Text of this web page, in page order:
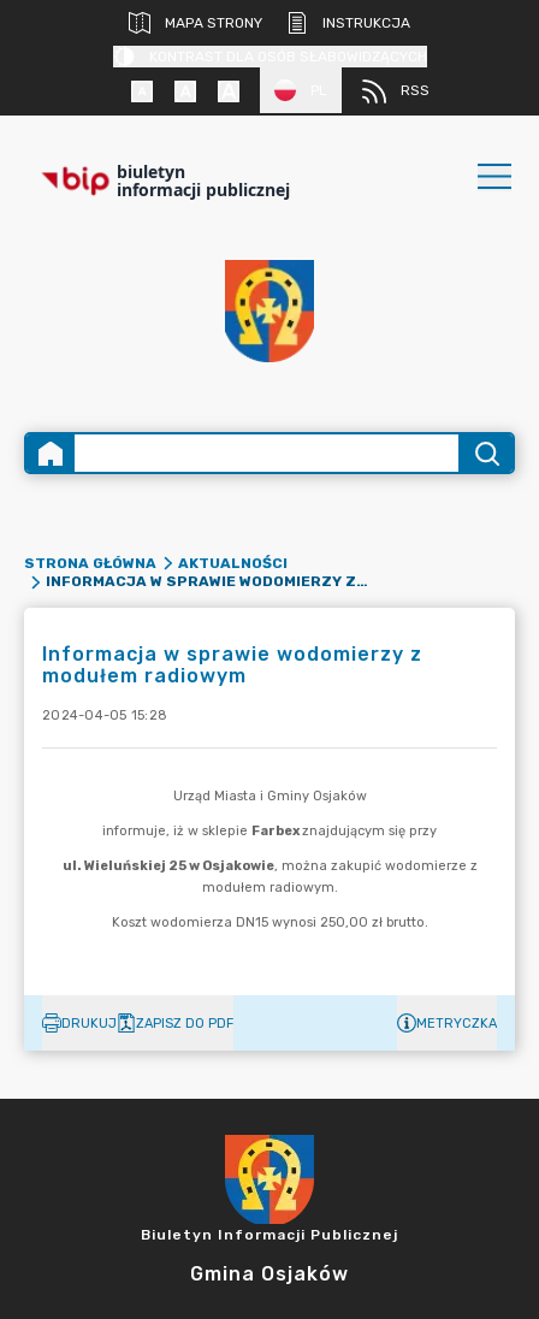
MAPA STRONY
INSTRUKCJA
RSS
biuletyn
informacji publicznej
STRONA GŁÓWNA
AKTUALNOŚCI
INFORMACJA W SPRAWIE WODOMIERZY Z MODUŁEM RADIOWYM
Informacja w sprawie wodomierzy z
modułem radiowym
2024-04-05 15:28
DRUKUJ ZAPISZ DO PDF METRYCZKA
Biuletyn Informacji Publicznej
Gmina Osjaków